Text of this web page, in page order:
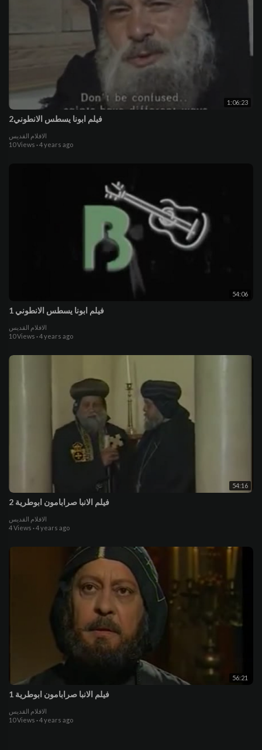
1:06:23
فيلم ابونا يسطس الانطوني2
الافلام القديس
10 Views ·4 years ago
54:06
فيلم ابونا يسطس الانطوني 1
الافلام القديس
10 Views ·4 years ago
54:16
فيلم الانبا صرابامون ابوطرية 2
الافلام القديس
4 Views ·4 years ago
56:21
فيلم الانبا صرابامون ابوطرية 1
الافلام القديس
10 Views ·4 years ago